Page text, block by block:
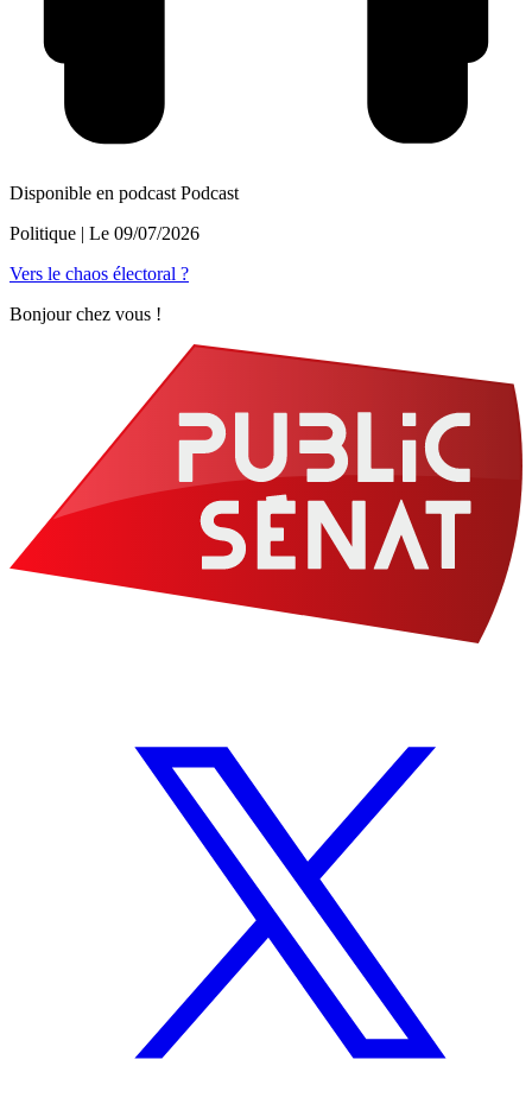
Disponible en podcast Podcast
Politique | Le 09/07/2026
Vers le chaos électoral ?
Bonjour chez vous !